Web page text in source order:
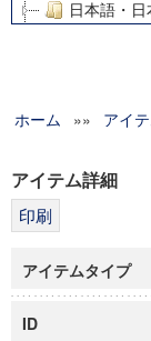
日本語・
グローバ
科学研究費
博士課程
ホーム »» アイ
アイテム詳細
アイテムタイプ
ID